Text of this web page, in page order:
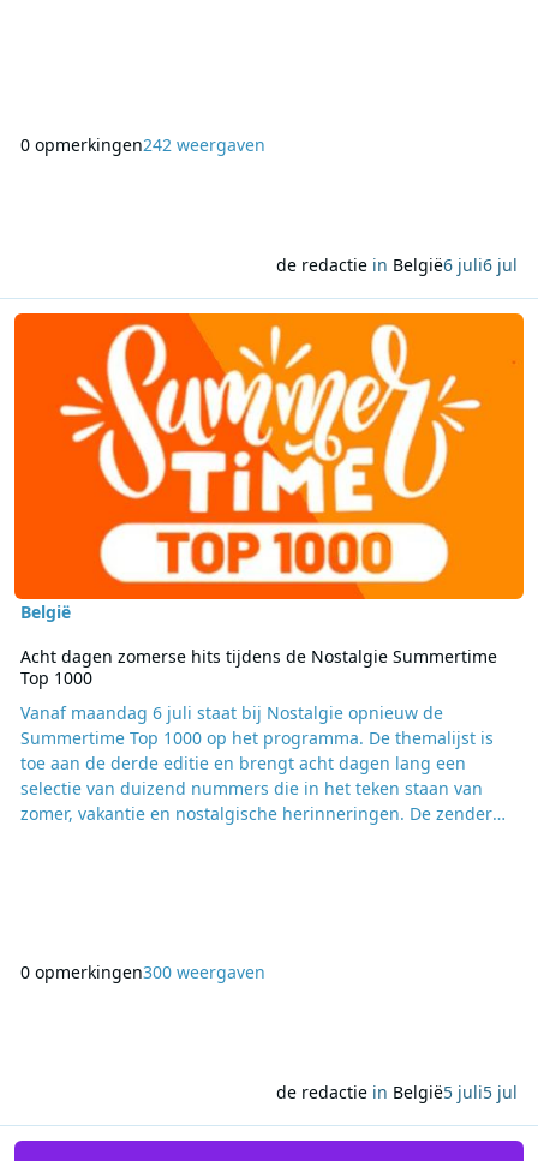
0 opmerkingen242 weergaven
de redactie in België6 juli6 jul
Lees meer over Acht dagen zomerse hits tijdens de Nostalgie
België
Acht dagen zomerse hits tijdens de Nostalgie Summertime
Top 1000
Vanaf maandag 6 juli staat bij Nostalgie opnieuw de
Summertime Top 1000 op het programma. De themalijst is
toe aan de derde editie en brengt acht dagen lang een
selectie van duizend nummers die in het teken staan van
zomer, vakantie en nostalgische herinneringen. De zender
0 opmerkingen300 weergaven
de redactie in België5 juli5 jul
Lees meer over Zeezendertijd op KL85 met Mi Amigo, Veronica en